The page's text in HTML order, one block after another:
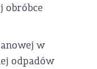
obróbce
w
odpadów